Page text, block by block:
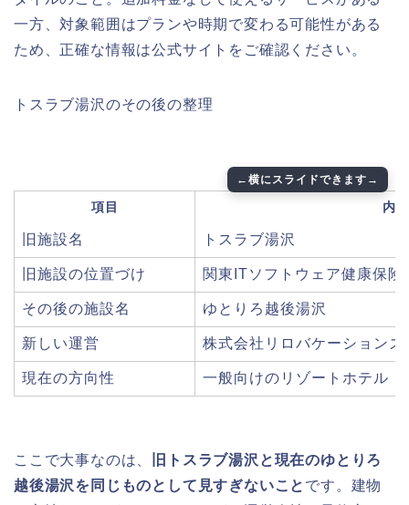
一方、対象範囲はプランや時期で変わる可能性がある
ため、正確な情報は公式サイトをご確認ください。
トスラブ湯沢のその後の整理
項目 内容
旧施設名 トスラブ湯沢
旧施設の位置づけ 関東ITソフトウェア健康保険
その後の施設名 ゆとりろ越後湯沢
新しい運営 株式会社リロバケーションズ
現在の方向性 一般向けのリゾートホテル
ここで大事なのは、
旧トスラブ湯沢と現在のゆとりろ
越後湯沢を同じものとして見すぎないこと です。建物